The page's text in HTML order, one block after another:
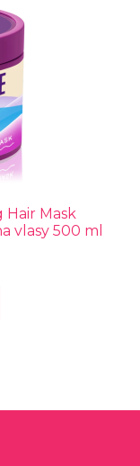
Hair Mask
vlasy 500 ml